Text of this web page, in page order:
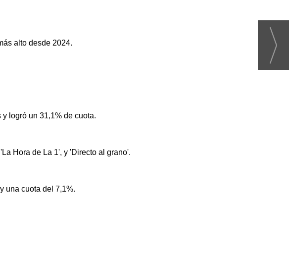
alto desde 2024.
logró un 31,1% de cuota.
Hora de La 1', y 'Directo al grano'.
una cuota del 7,1%.